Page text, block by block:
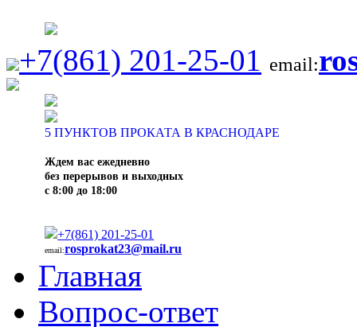
+7(861) 201-25-01 email:
5 ПУНКТОВ ПРОКАТА В КРАСНОДАРЕ
Ждем вас ежедневно
без перерывов и выходных
с 8:00 до 18:00
+7(861) 201-25-01
email:rosprokat23@mail.ru
Главная
Вопрос-ответ